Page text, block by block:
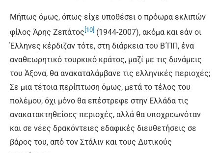
Μήπως όμως, όπως είχε υποθέσει ο πρόωρα εκλιπών
φίλος Άρης Ζεπάτος [10] (1944-2007), ακόμα και εάν οι
Έλληνες κέρδιζαν τότε, στη διάρκεια του Β΄ΠΠ, ένα
αναθεωρητικό τουρκικό κράτος, μαζί με τις δυνάμεις
του Άξονα, θα ανακαταλάμβανε τις ελληνικές περιοχές;
Σε μια τέτοια περίπτωση όμως, μετά το τέλος του
πολέμου, όχι μόνο θα επέστρεφε στην Ελλάδα τις
ανακατακτηθείσες περιοχές, αλλά θα υποχρεωνόταν
και σε νέες δρακόντειες εδαφικές διευθετήσεις σε
βάρος του, από τον Στάλιν και τους Δυτικούς